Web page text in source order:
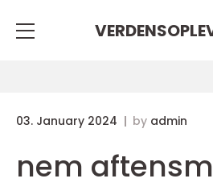
03. January 2024 by admin
nem